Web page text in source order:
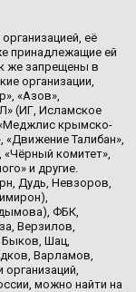
её
принадлежащие ей
же запрещены в
организации,
«Азов»,
(ИГ, Исламское
крымско-
«Движение Талибан»,
«Чёрный комитет»,
и другие.
Дудь, Невзоров,
ФБК,
Верзилов,
Быков, Шац,
Варламов,
организаций,
можно найти на